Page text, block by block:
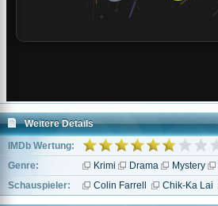
Weitere Details
IMDb Wertung:
Genre:
Krimi Drama Mystery
Schauspieler:
Colin Farrell Chik-Ka Lai